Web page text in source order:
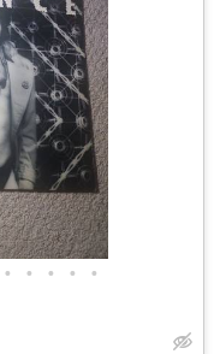
• • • • •